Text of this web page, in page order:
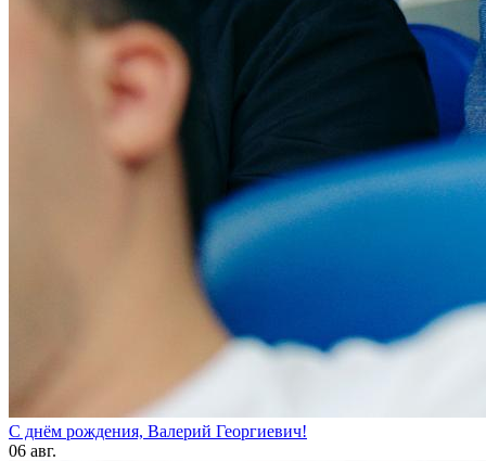
С днём рождения, Валерий Георгиевич!
06 авг.